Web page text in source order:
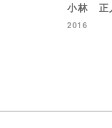
小林 正
2016